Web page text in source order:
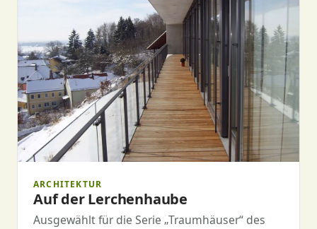
ARCHITEKTUR
Auf der Lerchenhaube
Ausgewählt für die Serie „Traumhäuser“ des